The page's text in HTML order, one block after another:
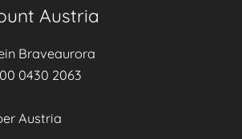
Austria
Braveaurora
0430 2063
Austria